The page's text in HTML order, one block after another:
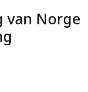
van Norge